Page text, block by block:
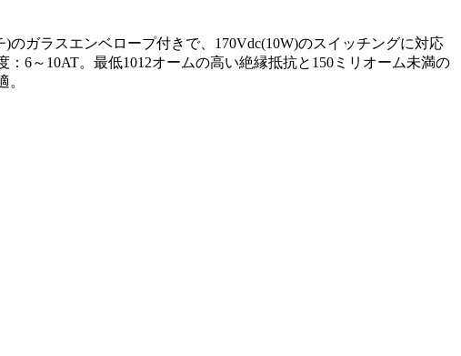
)のガラスエンベロープ付きで、170Vdc(10W)のスイッチングに対応
6～10AT。最低1012オームの高い絶縁抵抗と150ミリオーム未満の